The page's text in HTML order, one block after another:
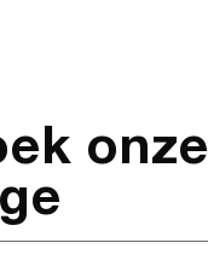
onze